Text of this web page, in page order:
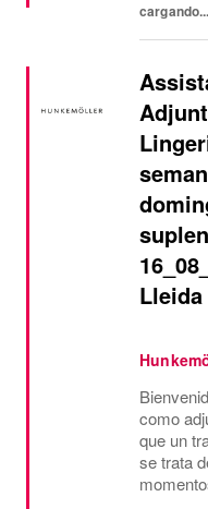
cargando...
Lleida
como
que un
se trata